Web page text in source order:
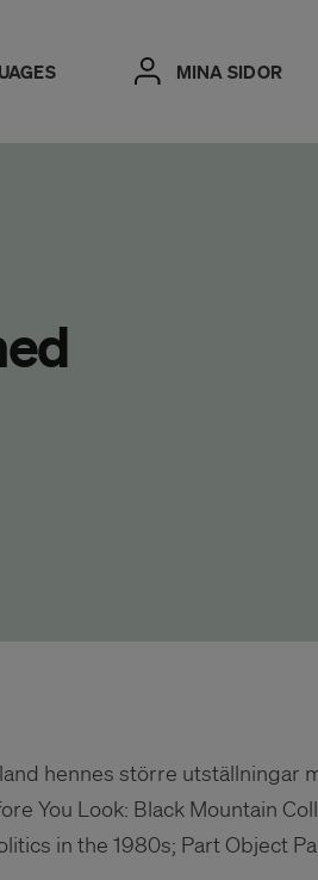
MINA SIDOR
hennes större utställningar
You Look: Black Mountain
in the 1980s; Part Object